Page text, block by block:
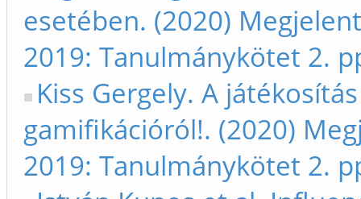
esetében. (2020)
2019: Tanulmánykötet 2.
Kiss Gergely. A
gamifikációról!. (2020)
2019: Tanulmánykötet 2.